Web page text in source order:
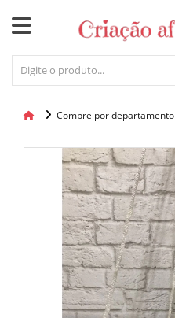
Compre por departamento